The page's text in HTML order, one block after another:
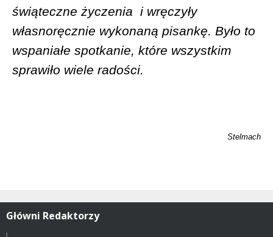
świąteczne życzenia i wręczyły
własnoręcznie wykonaną pisankę. Było to
wspaniałe spotkanie, które wszystkim
sprawiło wiele radości.
Stelmach
Główni Redaktorzy